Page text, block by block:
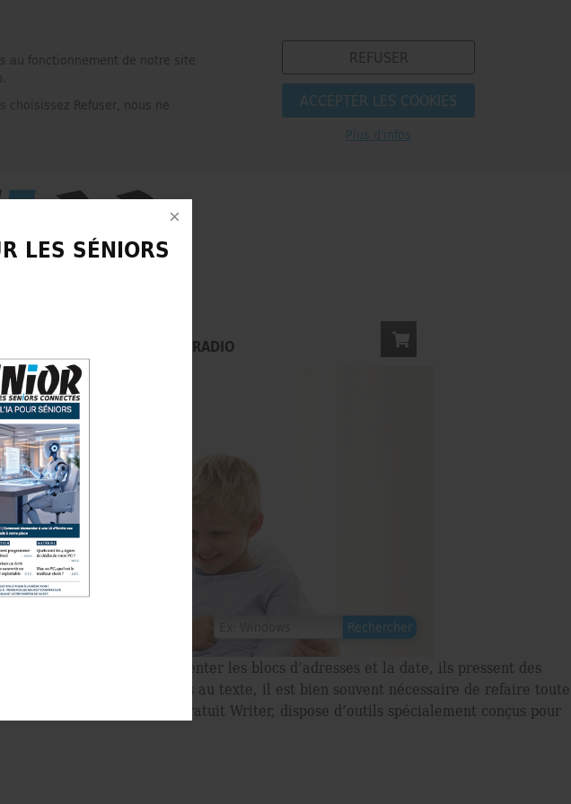
au fonctionnement de notre site
Refuser, nous ne
ACCEPTER LES COOKIES
REFUSER
Plus d'infos
PRESSE & RADIO
texte. Ainsi, pour présenter les blocs d’adresses et la date, ils pressent des
apporte des modiﬁcations au texte, il est bien souvent nécessaire de refaire toute
comme son homologue gratuit Writer, dispose d’outils spécialement conçus pour
LES SÉNIORS